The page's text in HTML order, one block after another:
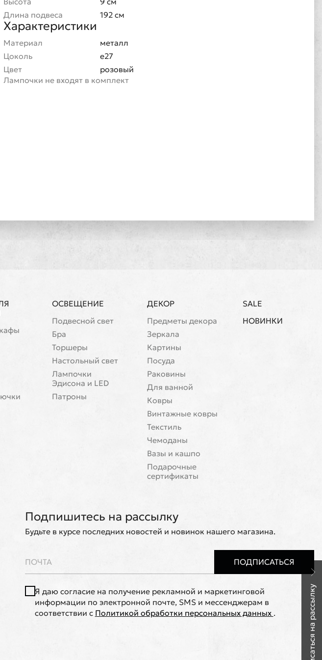
Длина подвеса
192 см
Характеристики
Материал
металл
Цоколь
e27
Цвет
розовый
Лампочки не входят в комплект
ОСВЕЩЕНИЕ
Подвесной свет
Бра
Торшеры
Настольный свет
Лампочки
Эдисона и LED
Патроны
ДЕКОР
Предметы декора
Зеркала
Картины
Посуда
Раковины
Для ванной
Ковры
Винтажные ковры
Текстиль
Чемоданы
Вазы и кашпо
Подарочные
сертификаты
SALE
НОВИНКИ
Подпишитесь на рассылку
Будьте в курсе последних новостей и новинок нашего магазина.
ПОДПИСАТЬСЯ
Я даю согласие на получение рекламной и маркетинговой
информации по электронной почте, SMS и мессенджерам в
соответствии с Политикой обработки персональных данных . Подписаться на рассылку